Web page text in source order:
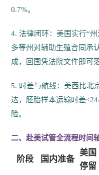
0.7%。
4. 法律闭环：美国实行“
多等州对辅助生殖合同承
成，回国凭法院文件即可
5. 时差与航线：美西比北
达，胚胎样本运输时差
险。
二、赴美试管全流程时间
阶段 国内准备
美国
停留